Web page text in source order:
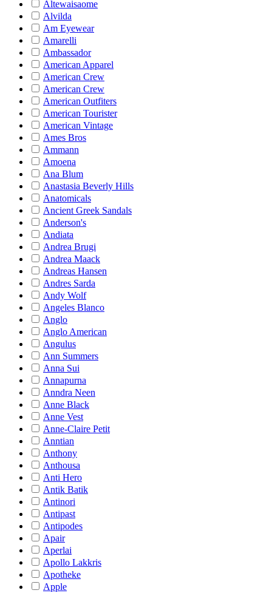
Altewaisaome
Alvilda
Am Eyewear
Amarelli
Ambassador
American Apparel
American Crew
American Crew
American Outfiters
American Tourister
American Vintage
Ames Bros
Ammann
Amoena
Ana Blum
Anastasia Beverly Hills
Anatomicals
Ancient Greek Sandals
Anderson's
Andiata
Andrea Brugi
Andrea Maack
Andreas Hansen
Andres Sarda
Andy Wolf
Angeles Blanco
Anglo
Anglo American
Angulus
Ann Summers
Anna Sui
Annapurna
Anndra Neen
Anne Black
Anne Vest
Anne-Claire Petit
Anntian
Anthony
Anthousa
Anti Hero
Antik Batik
Antinori
Antipast
Antipodes
Apair
Aperlai
Apollo Lakkris
Apotheke
Apple